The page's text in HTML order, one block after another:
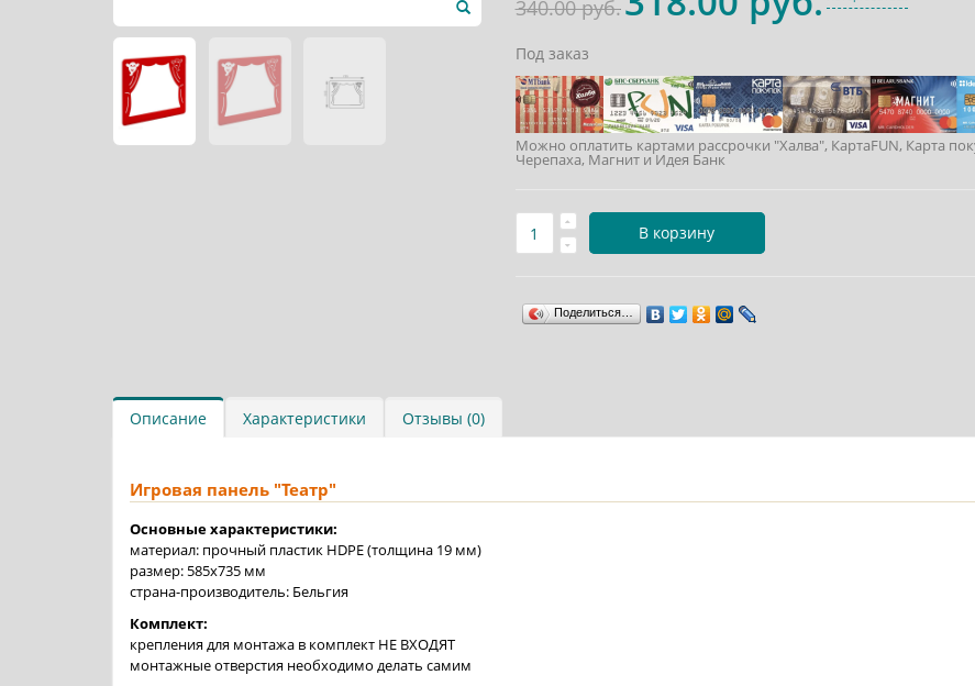
340.00 руб.
Под заказ
Можно оплатить картами рассрочки "Халва", КартаFUN, Карта
Черепаха, Магнит и Идея Банк
В корзину
Поделиться…
Описание Характеристики Отзывы (0)
Игровая панель "Театр"
Основные характеристики:
материал: прочный пластик HDPE (толщина 19 мм)
размер: 585x735 мм
страна-производитель: Бельгия
Комплект:
крепления для монтажа в комплект НЕ ВХОДЯТ
монтажные отверстия необходимо делать самим